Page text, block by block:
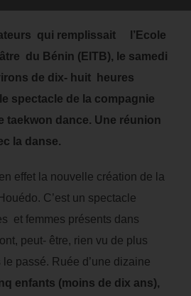
qui remplissait l’Ecole
du Bénin (EITB), le samedi
de dix- huit heures
spectacle de la compagnie
taekwon dance. Une réunion
la danse.
effet la nouvelle création de la
C’est un spectacle
et femmes présents dans
peut- être, rien vu de plus
passé. Ruée d’une dizaine
enfants (moins de dix ans),